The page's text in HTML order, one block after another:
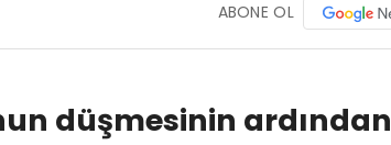
ABONE OL
düşmesinin ardından